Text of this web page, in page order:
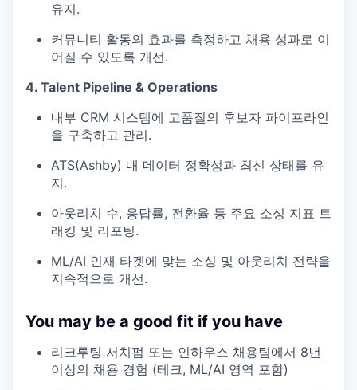
유지.
커뮤니티 활동의 효과를 측정하고 채용 성과로 이
어질 수 있도록 개선.
4. Talent Pipeline & Operations
내부 CRM 시스템에 고품질의 후보자 파이프라인
을 구축하고 관리.
ATS(Ashby) 내 데이터 정확성과 최신 상태를 유
지.
아웃리치 수, 응답률, 전환율 등 주요 소싱 지표 트
래킹 및 리포팅.
ML/AI 인재 타겟에 맞는 소싱 및 아웃리치 전략을
지속적으로 개선.
You may be a good fit if you have
리크루팅 서치펌 또는 인하우스 채용팀에서 8년
이상의 채용 경험 (테크, ML/AI 영역 포함)